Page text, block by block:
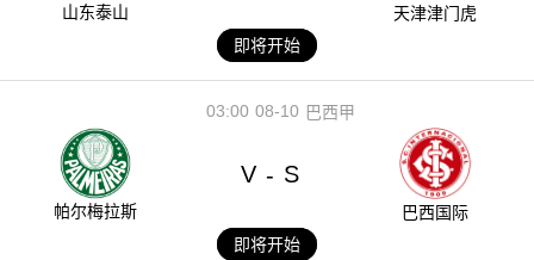
山东泰山
天津津门虎
即将开始
08-10
03:00 巴西甲
帕尔梅拉斯
V - S
巴西国际
即将开始